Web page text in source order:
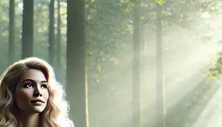
Au cœur de notre expérience humaine, il
existe une force invisible mais puissante :
celle de la résistance. Ce mécanisme
subtilement...